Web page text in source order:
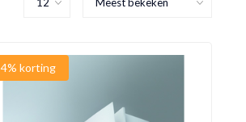
4% korting